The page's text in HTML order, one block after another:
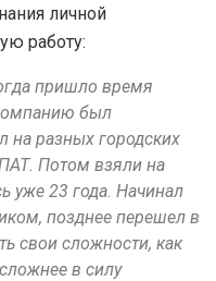
личной
работу:
пришло время
был
на разных городских
Потом взяли на
уже 23 года. Начинал
позднее перешел в
свои сложности, как
в силу